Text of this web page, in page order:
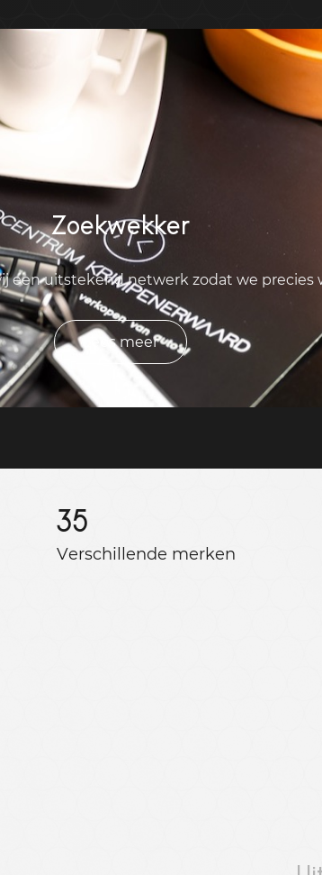
Zoekwekker
een uitstekend netwerk zodat we
Lees meer
35
Verschillende merken